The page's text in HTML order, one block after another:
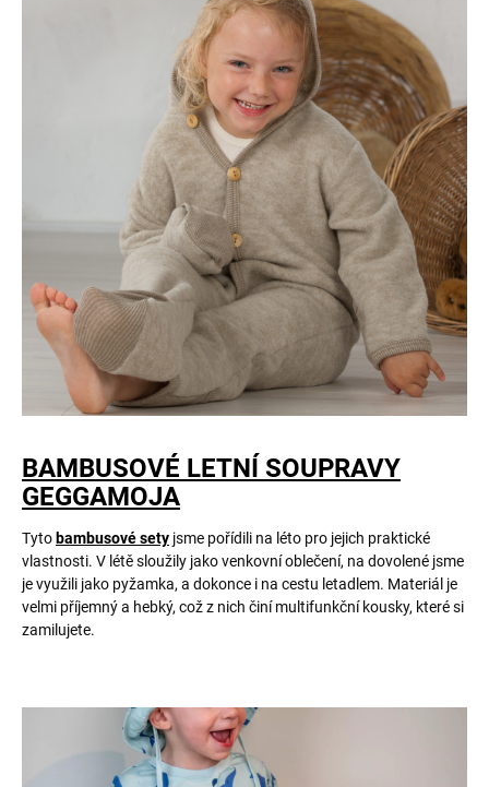
BAMBUSOVÉ LETNÍ SOUPRAVY
GEGGAMOJA
Tyto bambusové sety jsme pořídili na léto pro jejich praktické
vlastnosti. V létě sloužily jako venkovní oblečení, na dovolené jsme
je využili jako pyžamka, a dokonce i na cestu letadlem. Materiál je
velmi příjemný a hebký, což z nich činí multifunkční kousky, které si
zamilujete.